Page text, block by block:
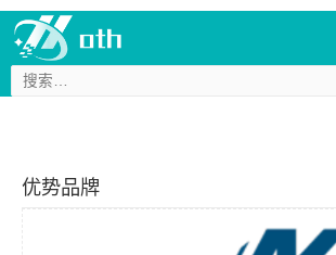
搜
索：
优势品牌